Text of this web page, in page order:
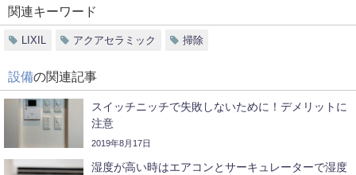
関連キーワード
LIXIL アクアセラミック 掃除
設備の関連記事
スイッチニッチで失敗しないために！デメリットに
注意
2019年8月17日
湿度が高い時はエアコンとサーキュレーターで湿度